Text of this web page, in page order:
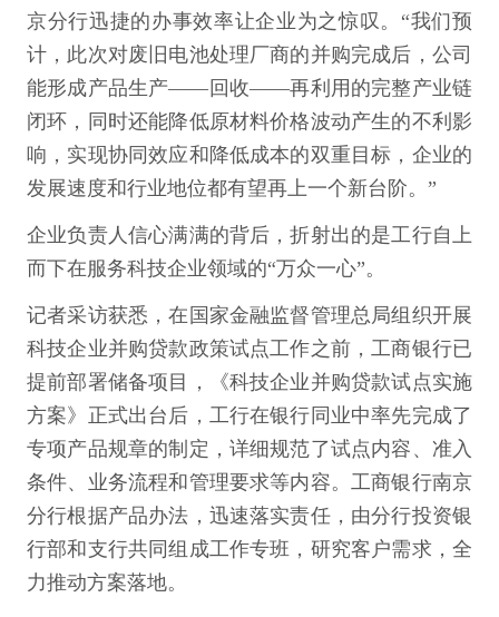
京分行迅捷的办事效率让企业为之惊叹。“我们预
计，此次对废旧电池处理厂商的并购完成后，公司
能形成产品生产——回收——再利用的完整产业链
闭环，同时还能降低原材料价格波动产生的不利影
响，实现协同效应和降低成本的双重目标，企业的
发展速度和行业地位都有望再上一个新台阶。”
企业负责人信心满满的背后，折射出的是工行自上
而下在服务科技企业领域的“万众一心”。
记者采访获悉，在国家金融监督管理总局组织开展
科技企业并购贷款政策试点工作之前，工商银行已
提前部署储备项目，《科技企业并购贷款试点实施
方案》正式出台后，工行在银行同业中率先完成了
专项产品规章的制定，详细规范了试点内容、准入
条件、业务流程和管理要求等内容。工商银行南京
分行根据产品办法，迅速落实责任，由分行投资银
行部和支行共同组成工作专班，研究客户需求，全
力推动方案落地。